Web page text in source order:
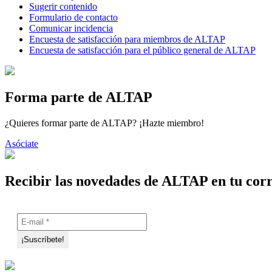
Sugerir contenido
Formulario de contacto
Comunicar incidencia
Encuesta de satisfacción para miembros de ALTAP
Encuesta de satisfacción para el público general de ALTAP
Forma parte de ALTAP
¿Quieres formar parte de ALTAP? ¡Hazte miembro!
Asóciate
Recibir las novedades de ALTAP en tu